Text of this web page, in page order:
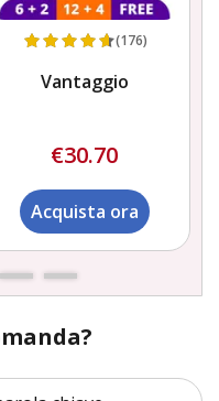
(176)
Vantaggio
€30.70
Acquista ora